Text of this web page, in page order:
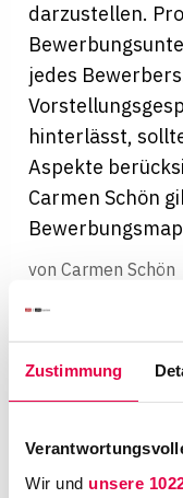
Zustimmung
Wir und unsere
darzustellen.
jedes
hinterlässt,
Aspekte
Carmen Schön
von Carmen Schön